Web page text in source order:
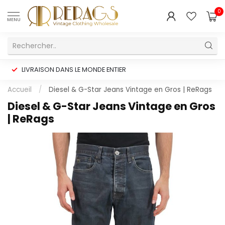
MENU
0
LIVRAISON DANS LE MONDE ENTIER
Accueil / Diesel & G-Star Jeans Vintage en Gros | ReRags
Diesel & G-Star Jeans Vintage en Gros
| ReRags